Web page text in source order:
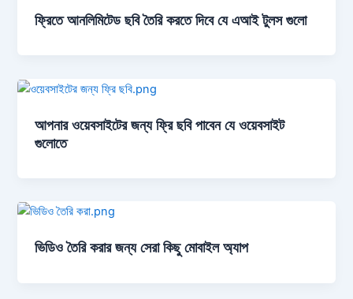
ফ্রিতে আনলিমিটেড ছবি তৈরি করতে দিবে যে এআই টুলস গুলো
আপনার ওয়েবসাইটের জন্য ফ্রি ছবি পাবেন যে ওয়েবসাইট
গুলোতে
ভিডিও তৈরি করার জন্য সেরা কিছু মোবাইল অ্যাপ